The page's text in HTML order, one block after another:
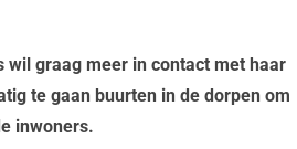
wil graag meer in contact met haar
te gaan buurten in de dorpen om
inwoners.